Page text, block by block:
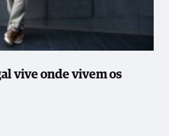
vive onde vivem os